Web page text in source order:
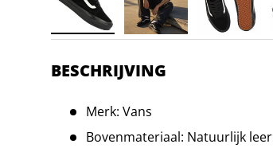
BESCHRIJVING
Merk: Vans
Bovenmateriaal: Natuurlijk leer